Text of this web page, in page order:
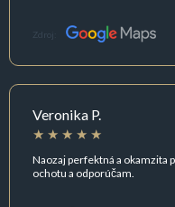
Zdroj:
Veronika P.
Naozaj perfektná a okamzita
ochotu a odporúčam.